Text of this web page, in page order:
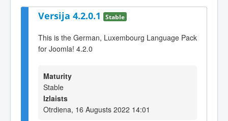
Versija 4.2.0.1 Stable
This is the German, Luxembourg Language Pack
for Joomla! 4.2.0
Maturity
Stable
Izlaists
Otrdiena, 16 Augusts 2022 14:01